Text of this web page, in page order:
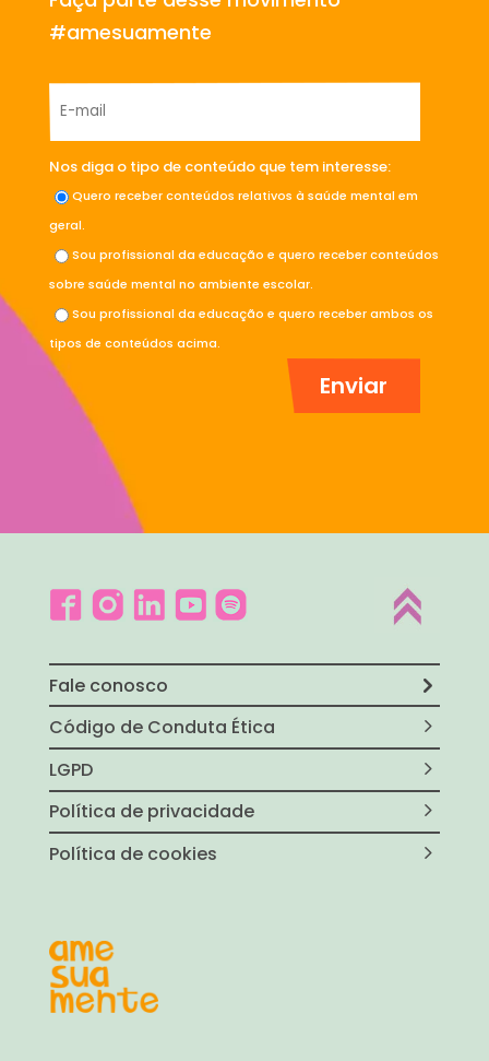
#amesuamente
Nos diga o tipo de conteúdo que tem interesse:
Quero receber conteúdos relativos à saúde mental em
geral.
Sou profissional da educação e quero receber conteúdos
sobre saúde mental no ambiente escolar.
Sou profissional da educação e quero receber ambos os
tipos de conteúdos acima.
Fale conosco
Código de Conduta Ética
LGPD
Política de privacidade
Política de cookies